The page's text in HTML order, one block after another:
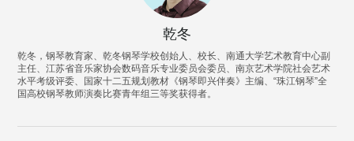
乾冬
乾冬，钢琴教育家、乾冬钢琴学校创始人、校长、南通大学艺术教育中心副
主任、江苏省音乐家协会数码音乐专业委员会委员、南京艺术学院社会艺术
水平考级评委、国家十二五规划教材《钢琴即兴伴奏》主编、“珠江钢琴”全
国高校钢琴教师演奏比赛青年组三等奖获得者。